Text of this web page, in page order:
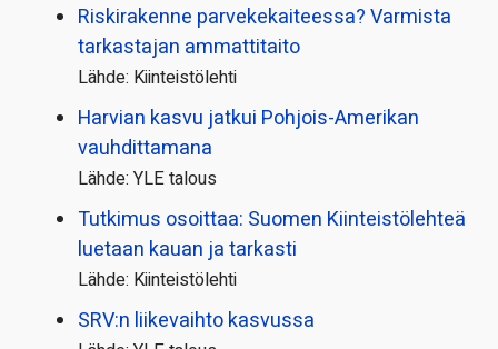
Riskirakenne parvekekaiteessa? Varmista
tarkastajan ammattitaito
Lähde: Kiinteistölehti
Harvian kasvu jatkui Pohjois-Amerikan
vauhdittamana
Lähde: YLE talous
Tutkimus osoittaa: Suomen Kiinteistölehteä
luetaan kauan ja tarkasti
Lähde: Kiinteistölehti
SRV:n liikevaihto kasvussa